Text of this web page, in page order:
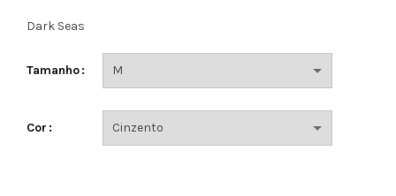
Dark Seas
Tamanho
Cor